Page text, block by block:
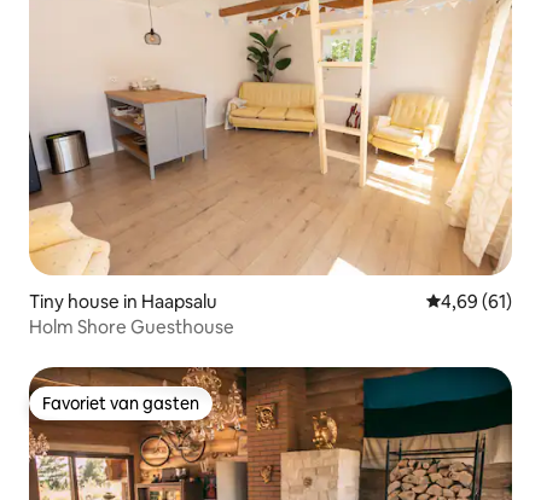
Tiny house in Haapsalu Gemiddelde
4,69 (61)
Holm Shore Guesthouse
Favoriet van gasten
Favoriet van gasten